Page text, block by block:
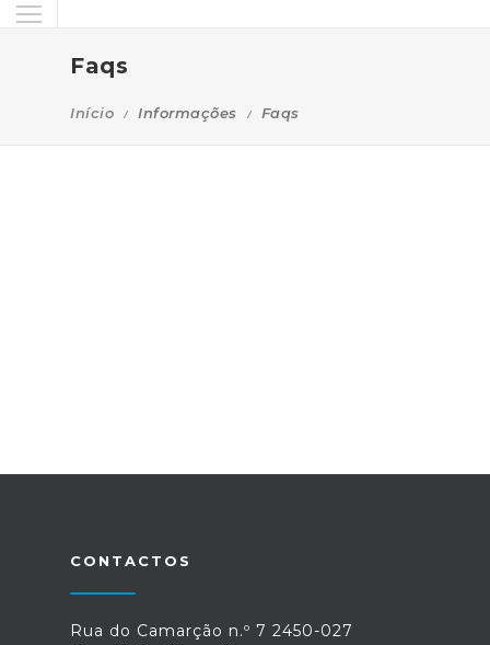
Faqs
Início Informações Faqs
CONTACTOS
Rua do Camarção n.º 7 2450-027